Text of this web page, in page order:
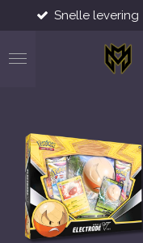
direct
naar
Snelle levering